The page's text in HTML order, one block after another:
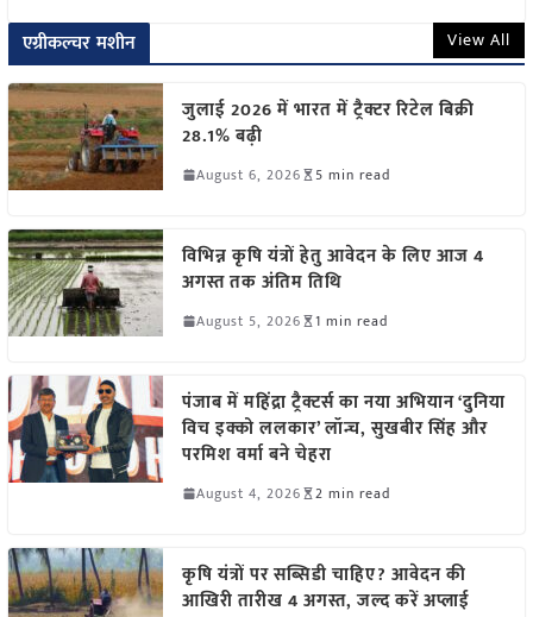
एग्रीकल्चर मशीन View All
जुलाई 2026 में भारत में ट्रैक्टर रिटेल बिक्री
28.1% बढ़ी
August 6, 2026 5 min read
विभिन्न कृषि यंत्रों हेतु आवेदन के लिए आज 4
अगस्त तक अंतिम तिथि
August 5, 2026 1 min read
पंजाब में महिंद्रा ट्रैक्टर्स का नया अभियान ‘दुनिया
विच इक्को ललकार’ लॉन्च, सुखबीर सिंह और
परमिश वर्मा बने चेहरा
August 4, 2026 2 min read
कृषि यंत्रों पर सब्सिडी चाहिए? आवेदन की
आखिरी तारीख 4 अगस्त, जल्द करें अप्लाई